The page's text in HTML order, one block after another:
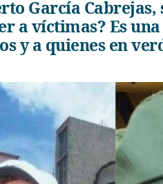
García Cabrejas,
a víctimas? Es
y a quienes en